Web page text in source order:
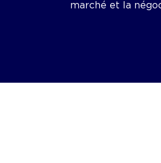
marché et la